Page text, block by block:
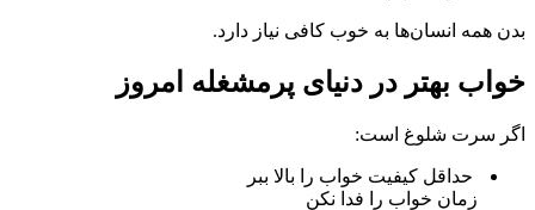
بدن همه انسان‌ها به خوب کافی نیاز دارد.
خواب بهتر در دنیای پرمشغله امروز
اگر سرت شلوغ است:
حداقل کیفیت خواب را بالا ببر
زمان خواب را فدا نکن